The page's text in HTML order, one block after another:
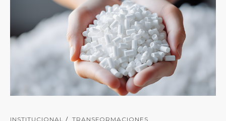
INSTITUCIONAL TRANSFORMACIONES